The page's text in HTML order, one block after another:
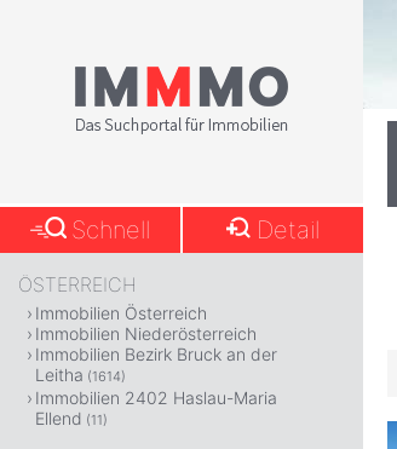
Schnell Detail
ÖSTERREICH
Immobilien Österreich
Immobilien Niederösterreich
Immobilien Bezirk Bruck an der
Leitha (1614)
Immobilien 2402 Haslau-Maria
Ellend (11)